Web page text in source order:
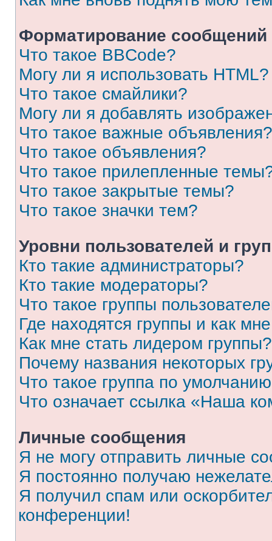
Форматирование
Что такое BBCode?
Могу ли я использовать HTML?
Что такое смайлики?
Могу ли я добавлять
Что такое важные объявления?
Что такое объявления?
Что такое прилепленные
Что такое закрытые темы?
Что такое значки тем?
Уровни пользователей и
Кто такие администраторы?
Кто такие модераторы?
Что такое группы
Где находятся группы и как
Как мне стать лидером группы?
Почему названия некоторых
Что такое группа по
Что означает ссылка «Наша
Личные сообщения
Я не могу отправить личные
Я постоянно получаю
Я получил спам или
конференции!